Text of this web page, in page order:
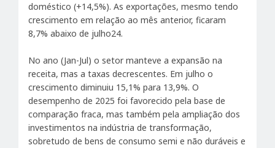
doméstico (+14,5%). As exportações, mesmo tendo
crescimento em relação ao mês anterior, ficaram
8,7% abaixo de julho24.
No ano (Jan-Jul) o setor manteve a expansão na
receita, mas a taxas decrescentes. Em julho o
crescimento diminuiu 15,1% para 13,9%. O
desempenho de 2025 foi favorecido pela base de
comparação fraca, mas também pela ampliação dos
investimentos na indústria de transformação,
sobretudo de bens de consumo semi e não duráveis e